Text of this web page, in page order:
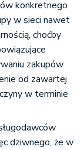
konkretnego
w sieci nawet
choćby
zakupów
od zawartej
w terminie
dziwnego, że w